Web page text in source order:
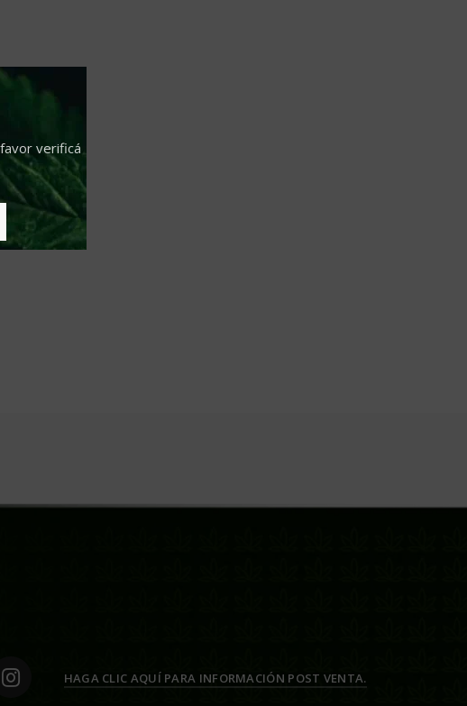
verificá
HAGA CLIC AQUÍ PARA INFORMACIÓN POST VENTA.